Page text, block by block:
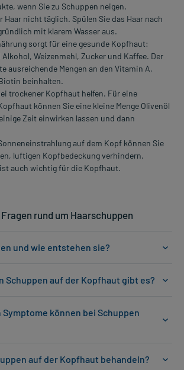
wenn Sie zu Schuppen neigen.
Haar nicht täglich. Spülen Sie das Haar nach
mit klarem Wasser aus.
sorgt für eine gesunde Kopfhaut:
Weizenmehl, Zucker und Kaffee. Der
ausreichende Mengen an den Vitamin A,
beinhalten.
trockener Kopfhaut helfen. Für eine
können Sie eine kleine Menge Olivenöl
Zeit einwirken lassen und dann
auf dem Kopf können Sie
luftigen Kopfbedeckung verhindern.
auch wichtig für die Kopfhaut.
rund um Haarschuppen
und wie entstehen sie?
Schuppen auf der Kopfhaut gibt es?
können bei Schuppen
auf der Kopfhaut behandeln?